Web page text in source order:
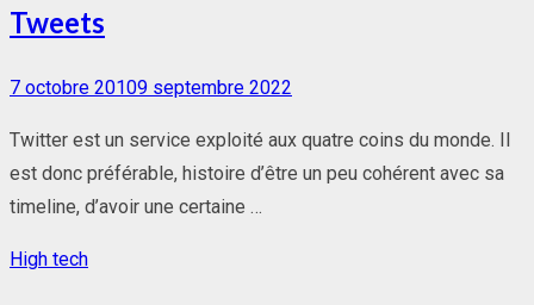
Tweets
Posted
7 octobre 20109 septembre 2022
Twitter est un service exploité aux quatre coins du monde. Il
est donc préférable, histoire d’être un peu cohérent avec sa
timeline, d’avoir une certaine …
High tech